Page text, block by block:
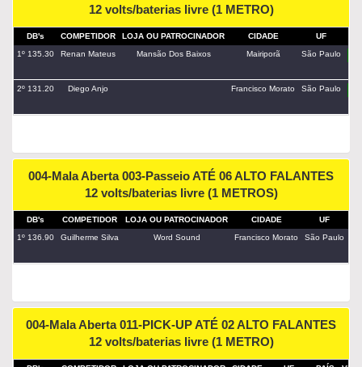
12 volts/baterias livre (1 METRO)
DB's COMPETIDOR LOJA OU PATROCINADOR CIDADE UF
1º 135.30
Renan Mateus Mansão Dos Baixos Mairiporã São Paulo
2º 131.20 Diego Anjo Francisco Morato São Paulo
004-Mala Aberta 003-Passeio ATÉ 06 ALTO FALANTES
12 volts/baterias livre (1 METROS)
DB's COMPETIDOR LOJA OU PATROCINADOR CIDADE UF
1º 136.90
Guilherme Silva Word Sound Francisco Morato São Paulo
004-Mala Aberta 011-PICK-UP ATÉ 02 ALTO FALANTES
12 volts/baterias livre (1 METRO)